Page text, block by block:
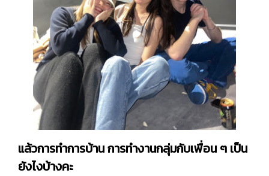
แล้วการทำการบ้าน การทำงานกลุ่มกับเพื่อน ๆ เป็น
ยังไงบ้างคะ